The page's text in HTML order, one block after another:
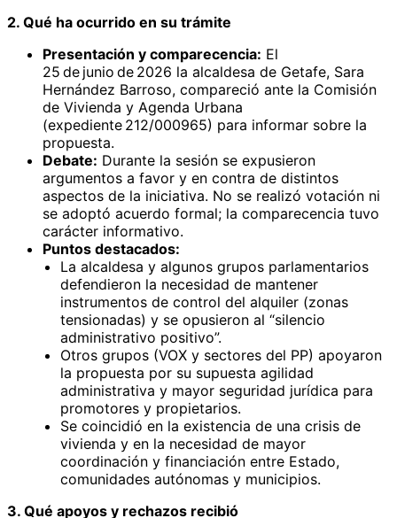
2. Qué ha ocurrido en su trámite
Presentación y comparecencia: El
25 de junio de 2026 la alcaldesa de Getafe, Sara
Hernández Barroso, compareció ante la Comisión
de Vivienda y Agenda Urbana
(expediente 212/000965) para informar sobre la
propuesta.
Debate: Durante la sesión se expusieron
argumentos a favor y en contra de distintos
aspectos de la iniciativa. No se realizó votación ni
se adoptó acuerdo formal; la comparecencia tuvo
carácter informativo.
Puntos destacados:
La alcaldesa y algunos grupos parlamentarios
defendieron la necesidad de mantener
instrumentos de control del alquiler (zonas
tensionadas) y se opusieron al “silencio
administrativo positivo”.
Otros grupos (VOX y sectores del PP) apoyaron
la propuesta por su supuesta agilidad
administrativa y mayor seguridad jurídica para
promotores y propietarios.
Se coincidió en la existencia de una crisis de
vivienda y en la necesidad de mayor
coordinación y financiación entre Estado,
comunidades autónomas y municipios.
3. Qué apoyos y rechazos recibió